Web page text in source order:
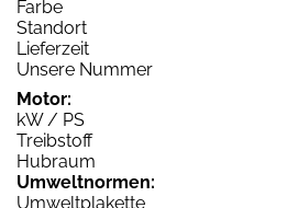
Farbe
Standort
Lieferzeit
Unsere Nummer
Motor:
kW / PS
Treibstoff
Hubraum
Umweltnormen:
Umweltplakette